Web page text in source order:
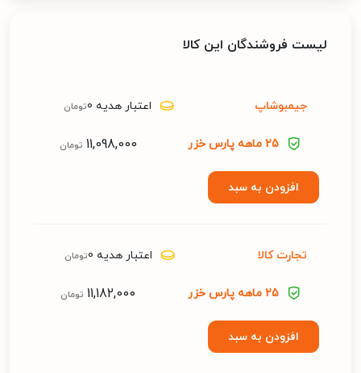
لیست فروشندگان این کالا
جیمبوشاپ اعتبار هدیه 0 تومان
25 ماهه پارس خزر 11,098,000 تومان
افزودن به سبد
تجارت کالا اعتبار هدیه 0 تومان
25 ماهه پارس خزر 11,182,000 تومان
افزودن به سبد